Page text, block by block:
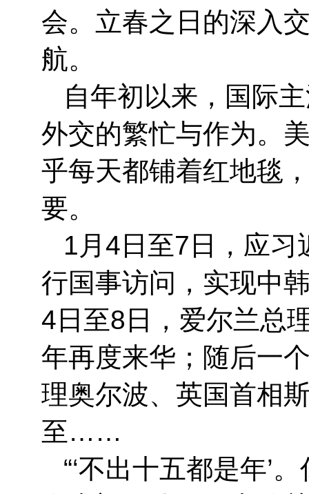
会。立春之日的深入
航。
自年初以来，国际
外交的繁忙与作为。
乎每天都铺着红地毯
要。
1月4日至7日，应
行国事访问，实现中
4日至8日，爱尔兰总
年再度来华；随后一
理奥尔波、英国首相
至……
“‘不出十五都是年’